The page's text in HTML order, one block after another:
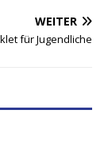
WEITER
für Jugendliche